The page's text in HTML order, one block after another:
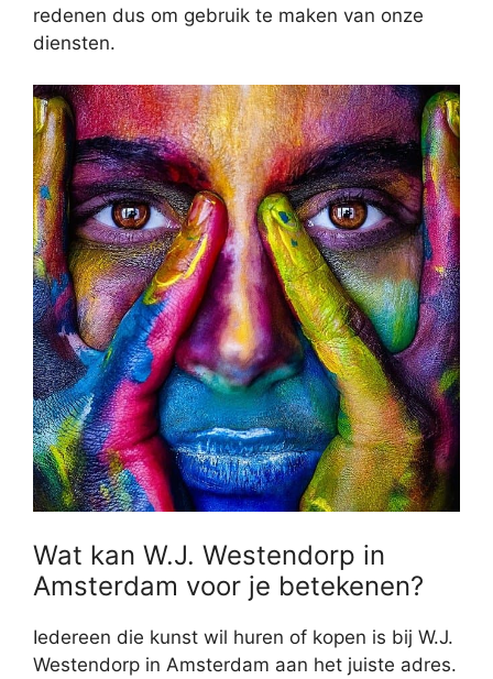
redenen dus om gebruik te maken van onze
diensten.
Wat kan W.J. Westendorp in
Amsterdam voor je betekenen?
Iedereen die kunst wil huren of kopen is bij W.J.
Westendorp in Amsterdam aan het juiste adres.